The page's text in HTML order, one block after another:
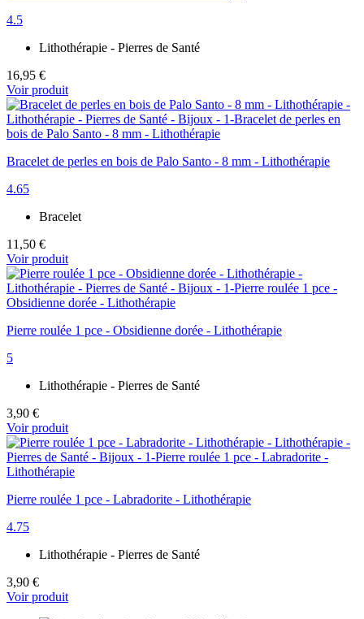
4.5
Lithothérapie - Pierres de Santé
16,95 €
Voir produit
Bracelet de perles en bois de Palo Santo - 8 mm - Lithothérapie
4.65
Bracelet
11,50 €
Voir produit
Pierre roulée 1 pce - Obsidienne dorée - Lithothérapie
5
Lithothérapie - Pierres de Santé
3,90 €
Voir produit
Pierre roulée 1 pce - Labradorite - Lithothérapie
4.75
Lithothérapie - Pierres de Santé
3,90 €
Voir produit